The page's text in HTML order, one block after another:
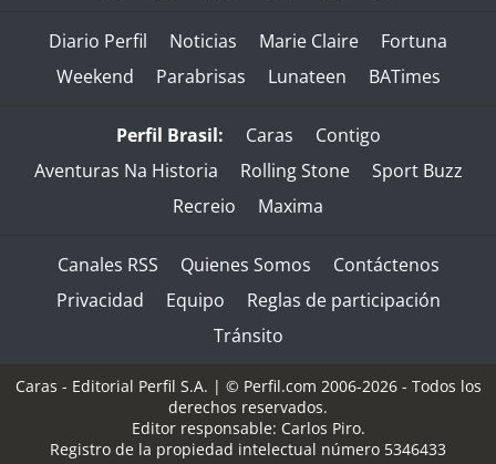
Diario Perfil Noticias Marie Claire
Fortuna
Weekend
Parabrisas Lunateen BATimes
Perfil Brasil: Caras
Contigo
Aventuras Na Historia
Rolling Stone
Sport Buzz
Recreio
Maxima
Canales RSS Quienes Somos
Contáctenos
Privacidad
Equipo
Reglas de participación
Tránsito
Caras - Editorial Perfil S.A. | © Perfil.com 2006-2026 - Todos los
derechos reservados.
Editor responsable: Carlos Piro.
Registro de la propiedad intelectual número 5346433